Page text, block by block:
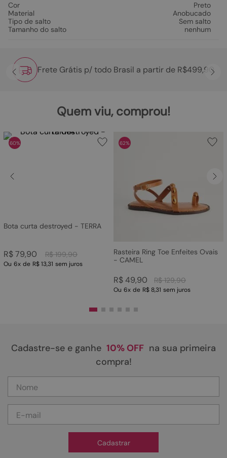
Cor
Preto
Material
Anobucado
Tipo de salto
Sem salto
Tamanho do salto
nenhum
Frete Grátis p/ todo Brasil a partir de R$499,90
Quem viu, comprou!
60%
Bota curta destroyed - TERRA
R$ 199,90
R$79,90
Ou 6x de R$ 13,31 sem juros
62%
Rasteira Ring Toe Enfeites Ovais
- CAMEL
R$ 129,90
R$49,90
Ou 6x de R$ 8,31 sem juros
Cadastre-se e ganhe 10% OFF na sua primeira
compra!
Cadastrar